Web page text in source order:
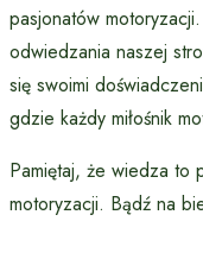
pasjonatów
odwiedzania naszej
się swoimi
gdzie każdy miłośnik
Pamiętaj, że wiedza to
motoryzacji. Bądź na